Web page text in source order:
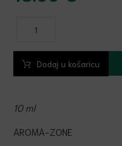
10 ml
AROMA-ZONE
Dodaj u košaricu